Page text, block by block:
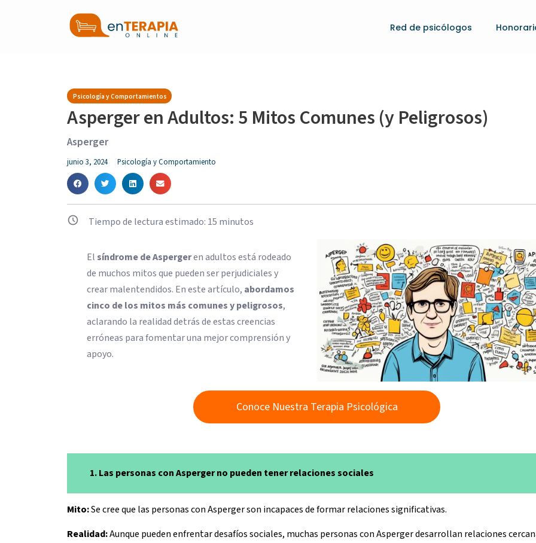
Red de psicólogos
Psicología y Comportamientos
Asperger en Adultos: 5 Mitos Comunes (y Peligrosos)
Asperger
junio 3, 2024 Psicología y Comportamiento
Tiempo de lectura estimado: 15 minutos
Elsíndrome de Aspergeren adultos está rodeado
de muchos mitos que pueden ser perjudiciales y
crear malentendidos. En este artículo, abordamos
cinco de los mitos más comunes y peligrosos,
aclarando la realidad detrás de estas creencias
erróneas para fomentar una mejor comprensión y
apoyo.
Conoce Nuestra Terapia Psicológica
1. Las personas con Asperger no pueden tener relaciones sociales
Mito:Se cree que las personas con Asperger son incapaces de formar relaciones significativas.
Realidad:Aunque pueden enfrentar desafíos sociales, muchas personas con Asperger desarrollan relaciones